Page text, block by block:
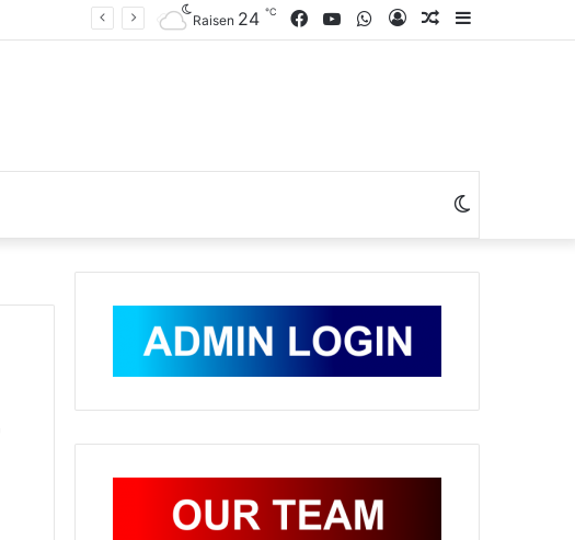
Sidebar
Random
Log
WhatsApp
YouTube
Facebook
Raisen 24 ℃
skin